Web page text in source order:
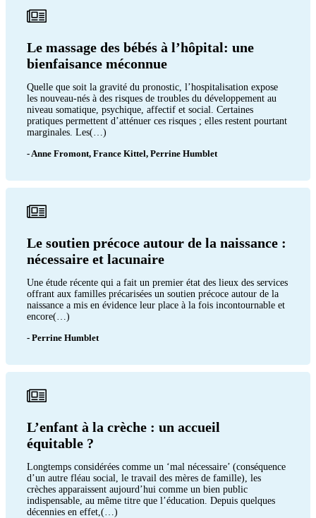
Le massage des bébés à l’hôpital: une
bienfaisance méconnue
Quelle que soit la gravité du pronostic, l’hospitalisation expose
les nouveau-nés à des risques de troubles du développement au
niveau somatique, psychique, affectif et social. Certaines
pratiques permettent d’atténuer ces risques ; elles restent pourtant
marginales. Les(…)
- Anne Fromont, France Kittel, Perrine Humblet
Le soutien précoce autour de la naissance :
nécessaire et lacunaire
Une étude récente qui a fait un premier état des lieux des services
offrant aux familles précarisées un soutien précoce autour de la
naissance a mis en évidence leur place à la fois incontournable et
encore(…)
- Perrine Humblet
L’enfant à la crèche : un accueil
équitable ?
Longtemps considérées comme un ‘mal nécessaire’ (conséquence
d’un autre fléau social, le travail des mères de famille), les
crèches apparaissent aujourd’hui comme un bien public
indispensable, au même titre que l’éducation. Depuis quelques
décennies en effet,(…)